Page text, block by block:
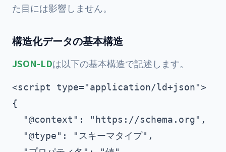
た目には影響しません。
構造化データの基本構造
JSON-LDは以下の基本構造で記述します。
<script type="application/ld+json">
{
  "@context": "https://schema.org",
  "@type": "スキーマタイプ",